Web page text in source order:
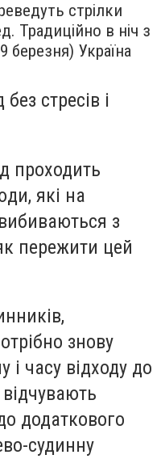
стрілки
Традиційно в ніч з
березня) Україна
стресів і
проходить
які на
з
пережити цей
знову
і часу відходу до
додаткового
судинну